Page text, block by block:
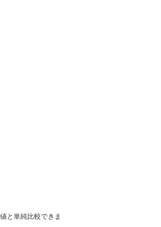
と単純比較できま